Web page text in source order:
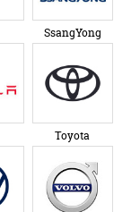
SsangYong
Toyota